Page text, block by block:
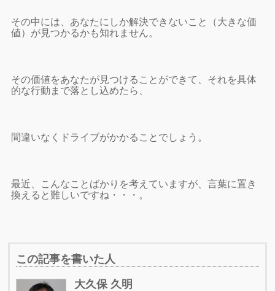
その中には、あなたにしか解決できないこと（大きな価
値）が見つかるかも知れません。
その価値をあなたが見つけることができて、それを具体
的な行動まで落とし込めたら、
間違いなくドライブがかかることでしょう。
最近、こんなことばかりを考えていますが、言葉に置き
換えると難しいですね・・・。
この記事を書いた人
大久保 久明